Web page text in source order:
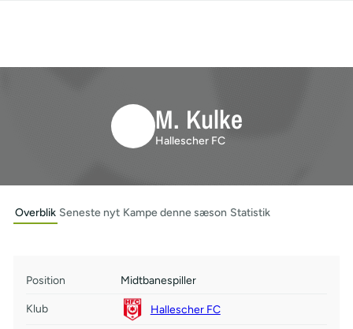
M. Kulke
Hallescher FC
Overblik Seneste nyt Kampe denne sæson Statistik
Position Midtbanespiller
Klub Hallescher FC